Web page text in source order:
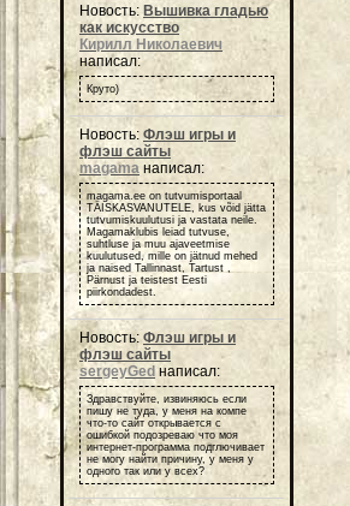
Новость: Вышивка гладью
как искусство
Кирилл Николаевич
написал:
Круто)
Новость: Флэш игры и
флэш сайты
magama написал:
magama.ee on tutvumisportaal
TÄISKASVANUTELE, kus võid jätta
tutvumiskuulutusi ja vastata neile.
Magamaklubis leiad tutvuse,
suhtluse ja muu ajaveetmise
kuulutused, mille on jätnud mehed
ja naised Tallinnast, Tartust ,
Pärnust ja teistest Eesti
piirkondadest.
Новость:Флэш игры и
флэш сайты
sergeyGed написал:
Здравствуйте, извиняюсь если
пишу не туда, у меня на компе
что-то сайт открывается с
ошибкой подозреваю что моя
интернет-программа подглючивает
не могу найти причину, у меня у
одного так или у всех?